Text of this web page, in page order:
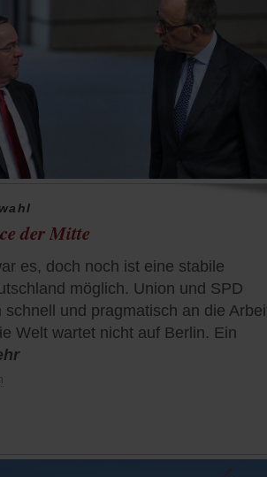
der Mitte
es, doch noch ist eine stabile
möglich. Union und SPD
schnell und pragmatisch an die
Welt wartet nicht auf Berlin. Ein